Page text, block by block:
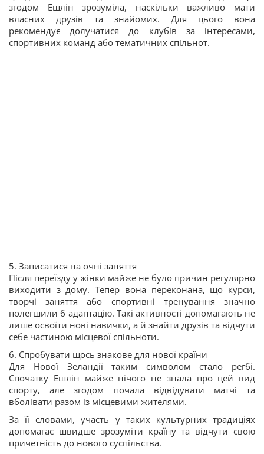
згодом Ешлін зрозуміла, наскільки важливо мати
власних друзів та знайомих. Для цього вона
рекомендує долучатися до клубів за інтересами,
спортивних команд або тематичних спільнот.
5. Записатися на очні заняття
Після переїзду у жінки майже не було причин регулярно
виходити з дому. Тепер вона переконана, що курси,
творчі заняття або спортивні тренування значно
полегшили б адаптацію. Такі активності допомагають не
лише освоїти нові навички, а й знайти друзів та відчути
себе частиною місцевої спільноти.
6. Спробувати щось знакове для нової країни
Для Нової Зеландії таким символом стало регбі.
Спочатку Ешлін майже нічого не знала про цей вид
спорту, але згодом почала відвідувати матчі та
вболівати разом із місцевими жителями.
За її словами, участь у таких культурних традиціях
допомагає швидше зрозуміти країну та відчути свою
причетність до нового суспільства.